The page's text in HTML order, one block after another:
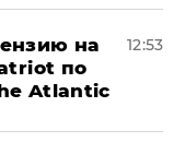
на
по
Atlantic
12:53